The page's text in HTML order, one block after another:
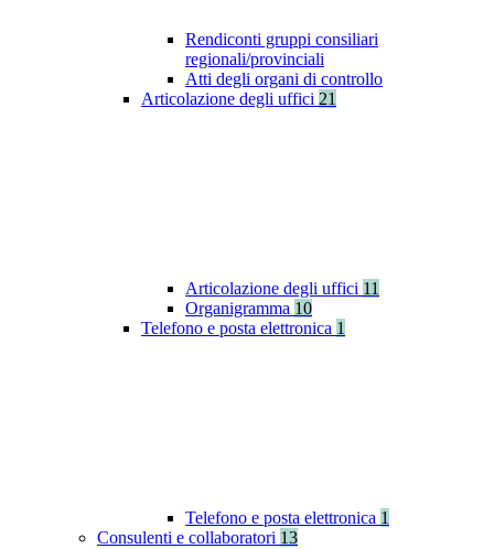
Rendiconti gruppi consiliari
regionali/provinciali
Atti degli organi di controllo
Articolazione degli uffici 21
Articolazione degli uffici 11
Organigramma 10
Telefono e posta elettronica 1
Telefono e posta elettronica 1
Consulenti e collaboratori 13